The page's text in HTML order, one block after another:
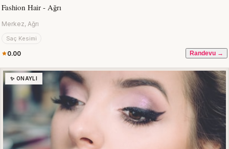
Fashion Hair - Ağrı
Merkez, Ağrı
Saç Kesimi
0.00 Randevu →
✨ ONAYLI